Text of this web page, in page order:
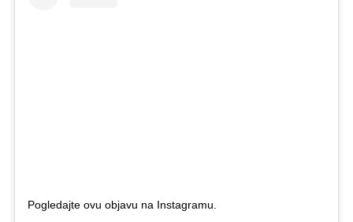
Pogledajte ovu objavu na Instagramu.